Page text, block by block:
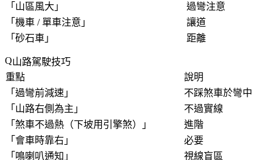
「 山區風大 」
過彎注意
「 機車 / 單車注意 」
讓道
「 砂石車 」 距離
山路駕駛技巧
重點
說明
「 過彎前減速 」
不踩煞車於彎中
「 山路右側為主 」
不過實線
「 煞車不過熱（下坡用引擎煞） 」
進階
「 會車時靠右 」
必要
「 鳴喇叭通知 」
視線盲區